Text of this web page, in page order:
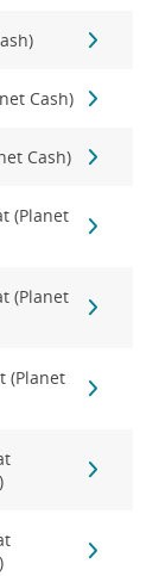
Cash)
Cash)
(Planet
(Planet
(Planet